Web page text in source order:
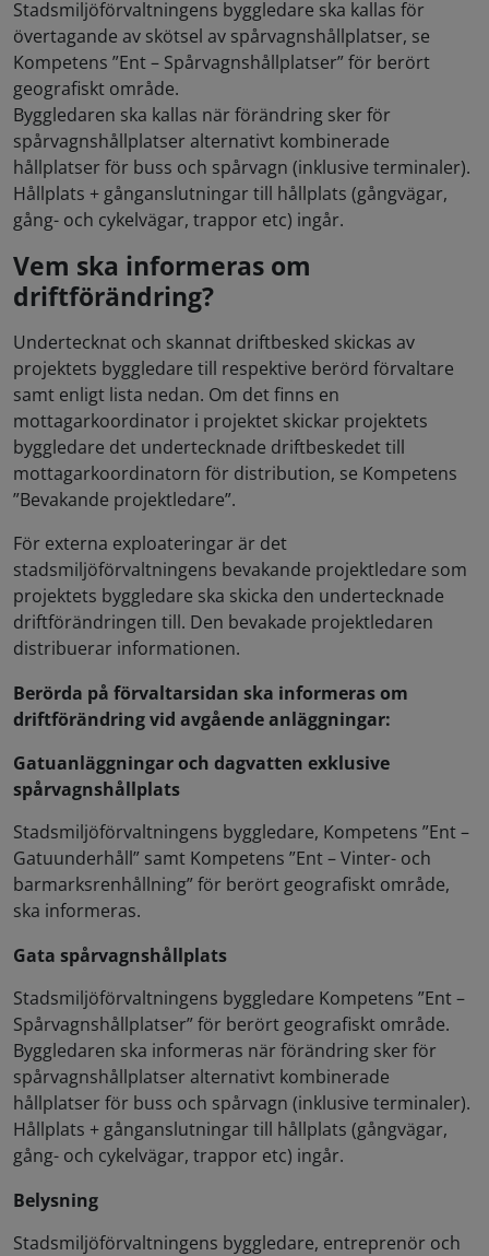
Stadsmiljöförvaltningens byggledare ska kallas för
övertagande av skötsel av spårvagnshållplatser, se
Kompetens ”Ent – Spårvagnshållplatser” för berört
geografiskt område.
Byggledaren ska kallas när förändring sker för
spårvagnshållplatser alternativt kombinerade
hållplatser för buss och spårvagn (inklusive terminaler).
Hållplats + gånganslutningar till hållplats (gångvägar,
gång- och cykelvägar, trappor etc) ingår.
Vem ska informeras om
driftförändring?
Undertecknat och skannat driftbesked skickas av
projektets byggledare till respektive berörd förvaltare
samt enligt lista nedan. Om det finns en
mottagarkoordinator i projektet skickar projektets
byggledare det undertecknade driftbeskedet till
mottagarkoordinatorn för distribution, se Kompetens
”Bevakande projektledare”.
För externa exploateringar är det
stadsmiljöförvaltningens bevakande projektledare som
projektets byggledare ska skicka den undertecknade
driftförändringen till. Den bevakade projektledaren
distribuerar informationen.
Berörda på förvaltarsidan ska informeras om
driftförändring vid avgående anläggningar:
Gatuanläggningar och dagvatten exklusive
spårvagnshållplats
Stadsmiljöförvaltningens byggledare, Kompetens ”Ent –
Gatuunderhåll” samt Kompetens ”Ent – Vinter- och
barmarksrenhållning” för berört geografiskt område,
ska informeras.
Gata spårvagnshållplats
Stadsmiljöförvaltningens byggledare Kompetens ”Ent –
Spårvagnshållplatser” för berört geografiskt område.
Byggledaren ska informeras när förändring sker för
spårvagnshållplatser alternativt kombinerade
hållplatser för buss och spårvagn (inklusive terminaler).
Hållplats + gånganslutningar till hållplats (gångvägar,
gång- och cykelvägar, trappor etc) ingår.
Belysning
Stadsmiljöförvaltningens byggledare, entreprenör och